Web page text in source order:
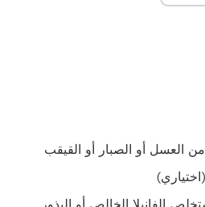
الفانيلا الخالص أو البذور